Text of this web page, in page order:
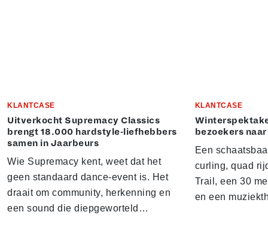
KLANTCASE
Uitverkocht Supremacy Classics
brengt 18.000 hardstyle-liefhebbers
samen in Jaarbeurs
Wie Supremacy kent, weet dat het
geen standaard dance-event is. Het
draait om community, herkenning en
een sound die diepgeworteld…
KLANTCASE
bezoekers
Een
curling, quad
Trail, een 30
en een